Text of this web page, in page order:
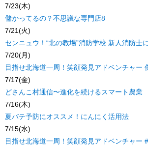
7/23(木)
儲かってるの？不思議な専門店8
7/21(火)
センニュウ！“北の教場”消防学校 新人消防士
7/20(月)
目指せ北海道一周！笑顔発見アドベンチャー
7/17(金)
どさんこ村通信〜進化を続けるスマート農業
7/16(木)
夏バテ予防にオススメ！にんにく活用法
7/15(水)
目指せ北海道一周！笑顔発見アドベンチャー